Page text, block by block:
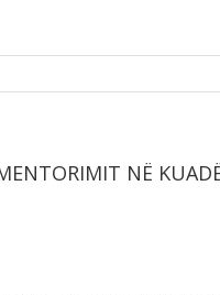
NË